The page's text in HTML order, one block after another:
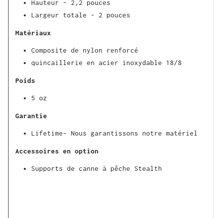
Hauteur - 2,2 pouces
Largeur totale - 2 pouces
Matériaux
Composite de nylon renforcé
quincaillerie en acier inoxydable 18/8
Poids
5 oz
Garantie
Lifetime- Nous garantissons notre matériel
Accessoires en option
Supports de canne à pêche Stealth